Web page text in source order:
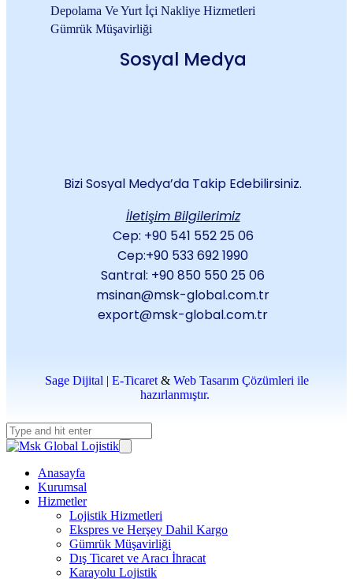
Depolama Ve Yurt İçi Nakliye Hizmetleri
Gümrük Müşavirliği
Sosyal Medya
Bizi Sosyal Medya’da Takip Edebilirsiniz.
İletişim Bilgilerimiz
Cep: +90 541 552 25 06
Cep:+90 533 692 1990
Santral: +90 850 550 25 06
msinan@msk-global.com.tr
export@msk-global.com.tr
Sage Dijital | E-Ticaret& Web Tasarım Çözümleri ile
hazırlanmıştır.
Anasayfa
Kurumsal
Hizmetler
Lojistik Hizmetleri
Ekspres ve Herşey Dahil Kargo
Gümrük Müşavirliği
Dış Ticaret ve Aracı İhracat
Karayolu Lojistik